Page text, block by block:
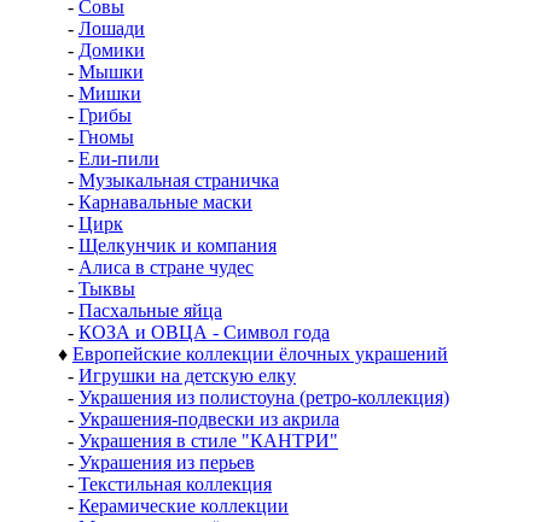
- Совы
- Лошади
- Домики
- Мышки
- Мишки
- Грибы
- Гномы
- Ели-пили
- Музыкальная страничка
- Карнавальные маски
- Цирк
- Щелкунчик и компания
- Алиса в стране чудес
- Тыквы
- Пасхальные яйца
- КОЗА и ОВЦА - Символ года
♦ Европейские коллекции ёлочных украшений
- Игрушки на детскую елку
- Украшения из полистоуна (ретро-коллекция)
- Украшения-подвески из акрила
- Украшения в стиле "КАНТРИ"
- Украшения из перьев
- Текстильная коллекция
- Керамические коллекции